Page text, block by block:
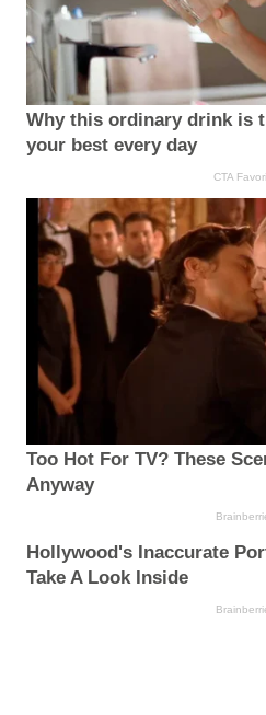
Why this ordinary drink is
your best every day
CTA
Too Hot For TV? These
Anyway
Hollywood's Inaccurate
Take A Look Inside